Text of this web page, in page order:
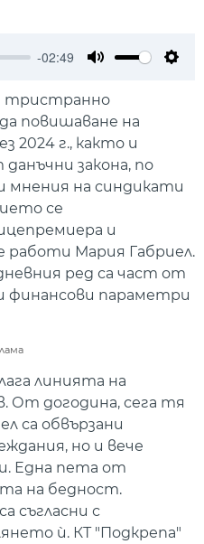
-02:49
тристранно
повишаване на
2024 г., както и
закона, по
мнения на синдикати
се
и
Мария Габриел.
ред са част от
финансови параметри
линията на
От догодина, сега тя
са обвързани
но и вече
Една пета от
на бедност.
съгласни с
ѝ. КТ "Подкрепа"